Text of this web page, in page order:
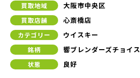
買取地域 大阪市中央区
買取店舗 心斎橋店
カテゴリー ウイスキー
銘柄 響ブレンダーズチョイス
状態 良好